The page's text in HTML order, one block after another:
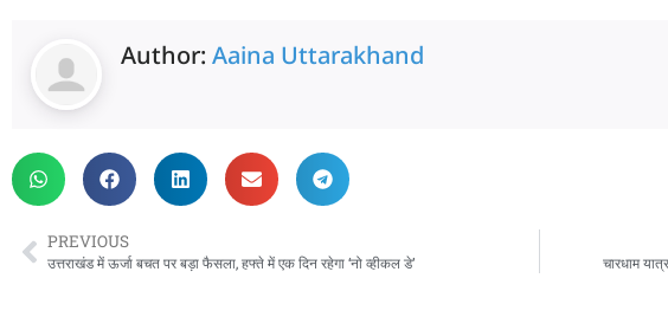
Author: Aaina Uttarakhand
PREVIOUS
उत्तराखंड में ऊर्जा बचत पर बड़ा फैसला, हफ्ते में एक दिन रहेगा ‘नो व्हीकल डे’ चारधाम